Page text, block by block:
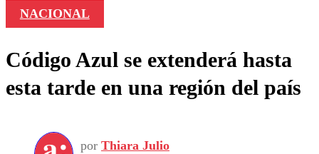
NACIONAL
Código Azul se extenderá hasta
esta tarde en una región del país
por Thiara Julio